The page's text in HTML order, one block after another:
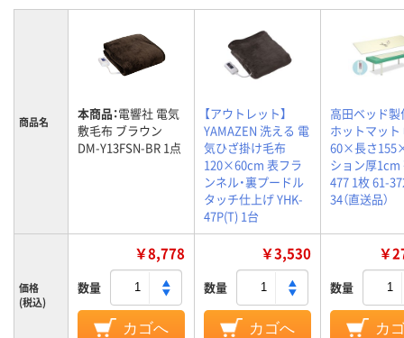
商品名 本商品：電響社 電気
敷毛布 ブラウン
DM-Y13FSN-BR 1点
【アウトレット】
YAMAZEN 洗える 電
気ひざ掛け毛布
120×60cm 表フラ
ンネル・裏プードル
タッチ仕上げ YHK-
47P(T) 1台
高田ベッド製
ホットマット
60×長さ
ション厚1cm
477 1枚 61-
34（直送品）
価格
(税込)
￥8,778
数量
カゴへ
￥3,530
数量
カゴへ
￥
数量
カ